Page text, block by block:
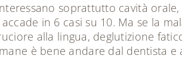
soprattutto cavità
in 6 casi su 10. Ma se la
alla lingua, deglutizione
è bene andare dal dentista